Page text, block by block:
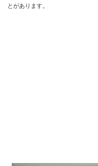
とがあります。